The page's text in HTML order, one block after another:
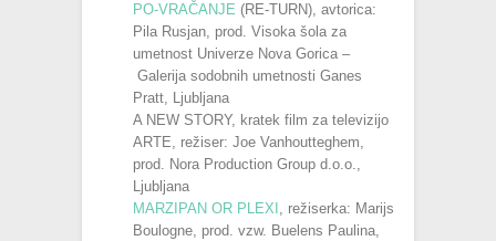
PO-VRAČANJE (RE-TURN), avtorica:
Pila Rusjan, prod. Visoka šola za
umetnost Univerze Nova Gorica –
Galerija sodobnih umetnosti Ganes
Pratt, Ljubljana
A NEW STORY, kratek film za televizijo
ARTE, režiser: Joe Vanhoutteghem,
prod. Nora Production Group d.o.o.,
Ljubljana
MARZIPAN OR PLEXI , režiserka: Marijs
Boulogne, prod. vzw. Buelens Paulina,